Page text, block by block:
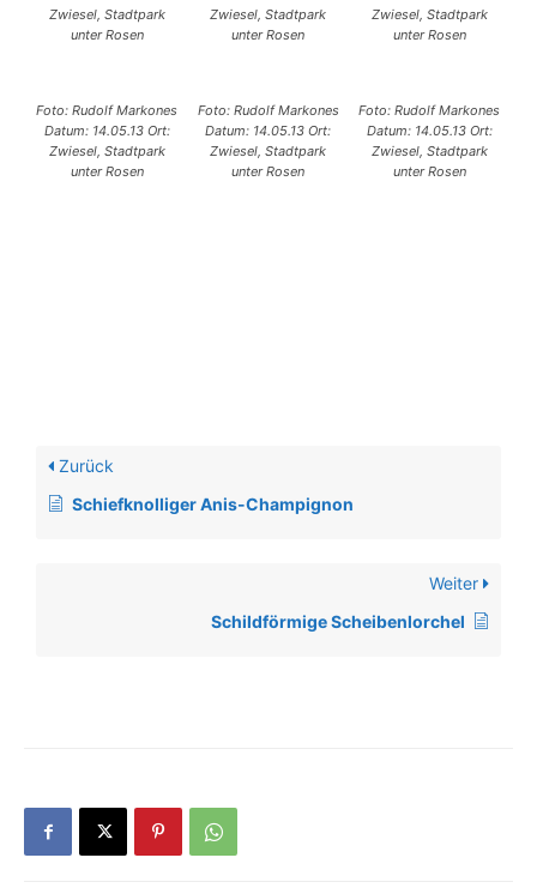
Zwiesel, Stadtpark
unter Rosen
Zwiesel, Stadtpark
unter Rosen
Zwiesel, Stadtpark
unter Rosen
Foto: Rudolf Markones
Datum: 14.05.13 Ort:
Zwiesel, Stadtpark
unter Rosen
Foto: Rudolf Markones
Datum: 14.05.13 Ort:
Zwiesel, Stadtpark
unter Rosen
Foto: Rudolf Markones
Datum: 14.05.13 Ort:
Zwiesel, Stadtpark
unter Rosen
Zurück
Schiefknolliger Anis-Champignon
Weiter
Schildförmige Scheibenlorchel